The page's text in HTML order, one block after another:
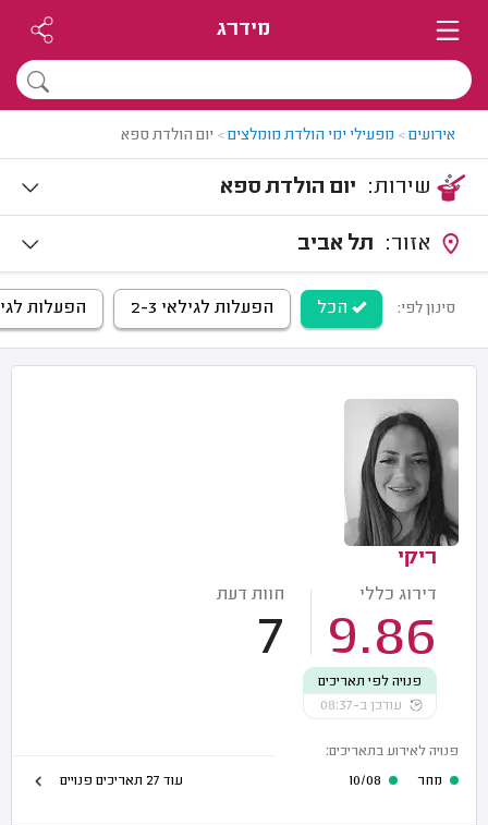
מידרג
אירועים> מפעילי ימי הולדת מומלצים> יום הולדת ספא
יום הולדת ספא
תל אביב
סינון לפי: הכל הפעלות לגילאי 2-3 הפעלות
ריקי
דירוג כללי
9.86
חוות דעת
7
פנויה לפי תאריכים
עודכן ב-08:37
פנויה לאירוע בתאריכים:
מחר
עוד 27 תאריכים פנויים